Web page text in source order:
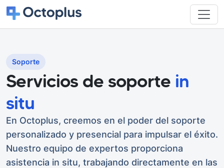
Soporte
Servicios de soporte in
situ
En Octoplus, creemos en el poder del soporte
personalizado y presencial para impulsar el éxito.
Nuestro equipo de expertos proporciona
asistencia in situ, trabajando directamente en las